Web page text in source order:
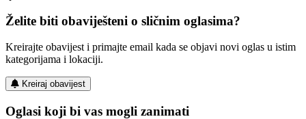
Želite biti obaviješteni o sličnim oglasima?
Kreirajte obavijest i primajte email kada se objavi novi oglas u istim
kategorijama i lokaciji.
Kreiraj obavijest
Oglasi koji bi vas mogli zanimati